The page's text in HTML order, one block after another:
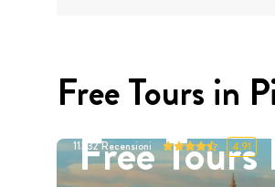
Free Tours in
Free
11332Recensioni 4.91